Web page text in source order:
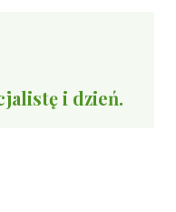
i dzień.